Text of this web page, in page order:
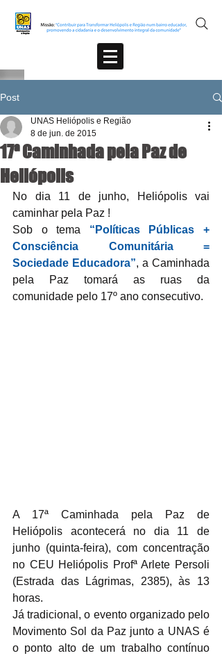
Post
17ª Caminhada pela Paz de
Heliópolis
UNAS Heliópolis e Região
8 de jun. de 2015
No dia 11 de junho, Heliópolis vai
caminhar pela Paz !
Sob o tema “Políticas Públicas +
Consciência Comunitária =
Sociedade Educadora”, a Caminhada
pela Paz tomará as ruas da
comunidade pelo 17º ano consecutivo.
A 17ª Caminhada pela Paz de
Heliópolis acontecerá no dia 11 de
junho (quinta-feira), com concentração
no CEU Heliópolis Profª Arlete Persoli
(Estrada das Lágrimas, 2385), às 13
horas.
Já tradicional, o evento organizado pelo
Movimento Sol da Paz junto a UNAS é
o ponto alto de um trabalho contínuo